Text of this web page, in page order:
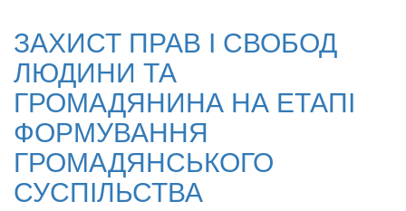
ІДЕЇ
ФУНКЦІОНУВАННЯ
ПУБЛІЧНО-
ВЛАДНОЇ
СФЕРИ
ЗАХИСТ ПРАВ І СВОБОД
ЛЮДИНИ ТА
ГРОМАДЯНИНА НА ЕТАПІ
ФОРМУВАННЯ
ГРОМАДЯНСЬКОГО
СУСПІЛЬСТВА